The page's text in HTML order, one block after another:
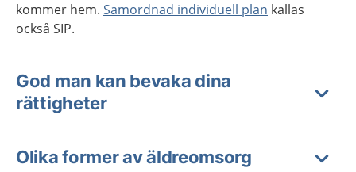
kommer hem. Samordnad individuell plan kallas
också SIP.
God man kan bevaka dina
rättigheter
Olika former av äldreomsorg